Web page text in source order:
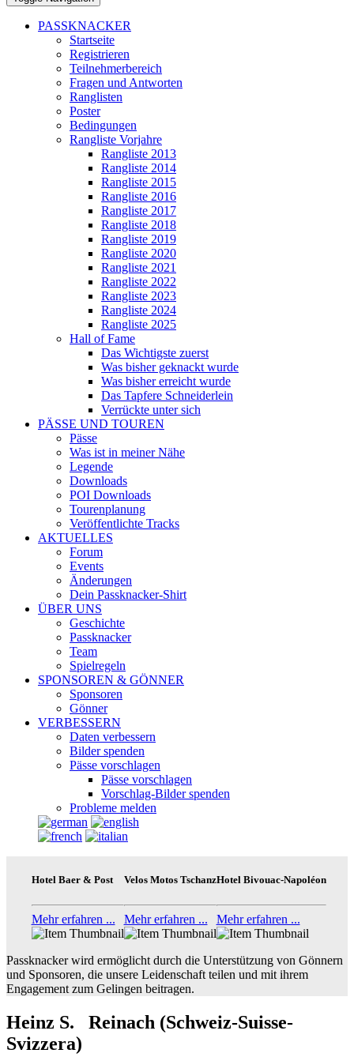
PASSKNACKER
Startseite
Registrieren
Teilnehmerbereich
Fragen und Antworten
Ranglisten
Poster
Bedingungen
Rangliste Vorjahre
Rangliste 2013
Rangliste 2014
Rangliste 2015
Rangliste 2016
Rangliste 2017
Rangliste 2018
Rangliste 2019
Rangliste 2020
Rangliste 2021
Rangliste 2022
Rangliste 2023
Rangliste 2024
Rangliste 2025
Hall of Fame
Das Wichtigste zuerst
Was bisher geknackt wurde
Was bisher erreicht wurde
Das Tapfere Schneiderlein
Verrückte unter sich
PÄSSE UND TOUREN
Pässe
Was ist in meiner Nähe
Legende
Downloads
POI Downloads
Tourenplanung
Veröffentlichte Tracks
AKTUELLES
Forum
Events
Änderungen
Dein Passknacker-Shirt
ÜBER UNS
Geschichte
Passknacker
Team
Spielregeln
SPONSOREN & GÖNNER
Sponsoren
Gönner
VERBESSERN
Daten verbessern
Bilder spenden
Pässe vorschlagen
Pässe vorschlagen
Vorschlag-Bilder spenden
Probleme melden
Hotel Baer & Post
Mehr erfahren ...
Velos Motos Tschanz
Mehr erfahren ...
Hotel Bivouac-Napoléon
Mehr erfahren ...
Passknacker wird ermöglicht durch die Unterstützung von Gönnern
und Sponsoren, die unsere Leidenschaft teilen und mit ihrem
Engagement zum Gelingen beitragen.
Heinz S. Reinach (Schweiz-Suisse-
Svizzera)